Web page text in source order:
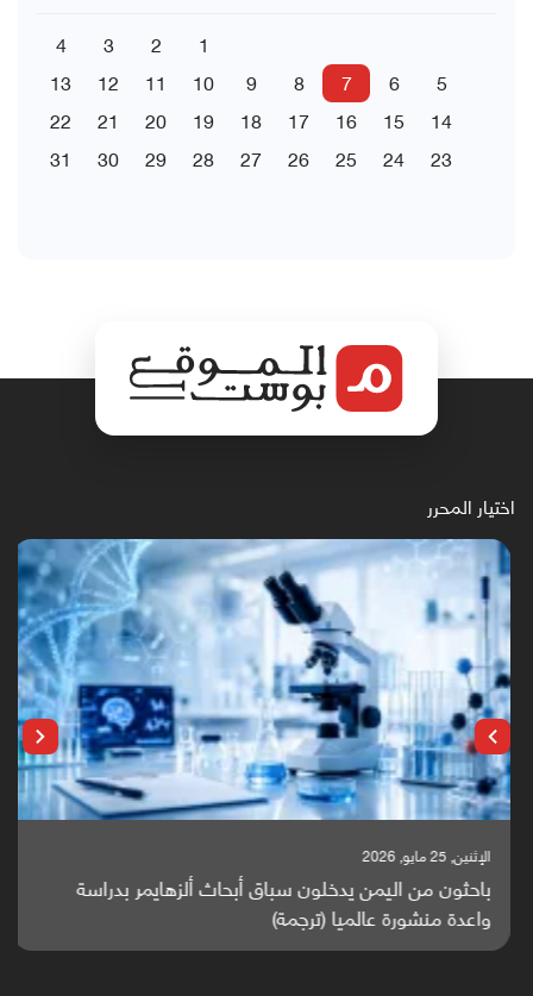
1
2
3
4
5
6
7
8
9
10
11
12
13
14
15
16
17
18
19
20
21
22
23
24
25
26
27
28
29
30
31
اختيار المحرر
الإثنين, 25 مايو, 2026
باحثون من اليمن يدخلون سباق أبحاث ألزهايمر بدراسة
واعدة منشورة عالميا (ترجمة)